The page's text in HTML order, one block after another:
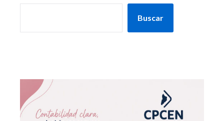
Buscar